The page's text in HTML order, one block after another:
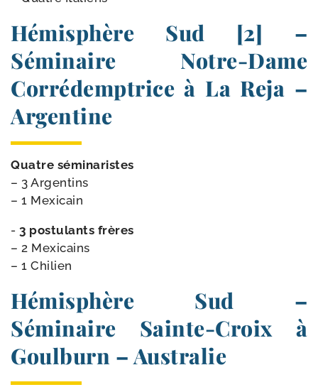
Hémisphère Sud [2] –
Séminaire Notre-​Dame
Corrédemptrice à La Reja –
Argentine
Quatre sémi­na­ristes
– 3 Argentins
– 1 Mexicain
- 3 pos­tu­lants frères
– 2 Mexicains
– 1 Chilien
Hémisphère Sud –
Séminaire Sainte-​Croix à
Goulburn – Australie